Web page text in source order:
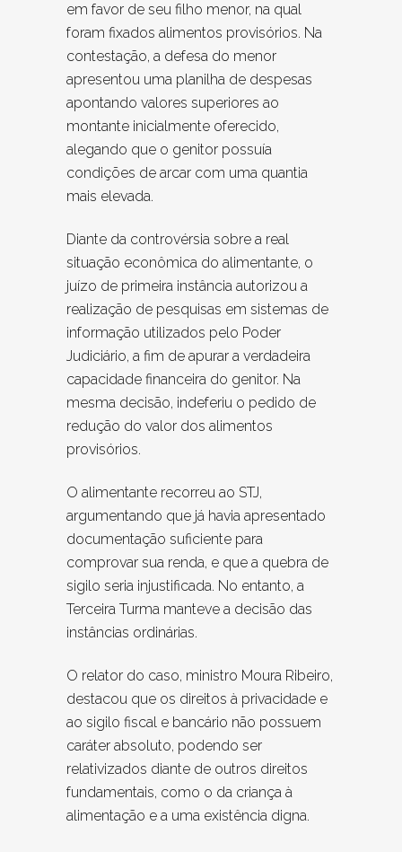
em favor de seu filho menor, na qual
foram fixados alimentos provisórios. Na
contestação, a defesa do menor
apresentou uma planilha de despesas
apontando valores superiores ao
montante inicialmente oferecido,
alegando que o genitor possuía
condições de arcar com uma quantia
mais elevada.
Diante da controvérsia sobre a real
situação econômica do alimentante, o
juízo de primeira instância autorizou a
realização de pesquisas em sistemas de
informação utilizados pelo Poder
Judiciário, a fim de apurar a verdadeira
capacidade financeira do genitor. Na
mesma decisão, indeferiu o pedido de
redução do valor dos alimentos
provisórios.
O alimentante recorreu ao STJ,
argumentando que já havia apresentado
documentação suficiente para
comprovar sua renda, e que a quebra de
sigilo seria injustificada. No entanto, a
Terceira Turma manteve a decisão das
instâncias ordinárias.
O relator do caso, ministro Moura Ribeiro,
destacou que os direitos à privacidade e
ao sigilo fiscal e bancário não possuem
caráter absoluto, podendo ser
relativizados diante de outros direitos
fundamentais, como o da criança à
alimentação e a uma existência digna.